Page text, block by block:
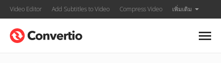
Video Editor Add Subtitles to Video Compress Video เพิ่มเติม